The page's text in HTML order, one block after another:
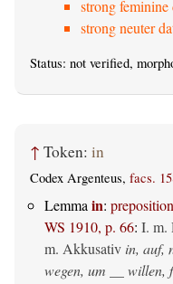
strong feminine
strong neuter
Status: not verified,
↑ Token: in
Codex Argenteus, facs.
Lemmain:
WS 1910, p. 66: I. m.
m. Akkusativ in, auf,
wegen, um __ willen,